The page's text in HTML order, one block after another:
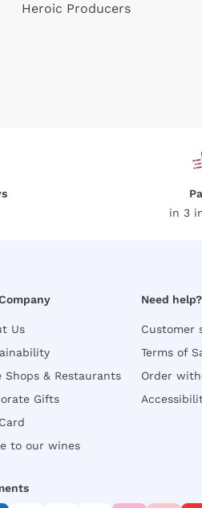
Heroic Producers
in 3
Us
Shops & Restaurants
Gifts
to our wines
Need help?
Customer
Terms of
Order